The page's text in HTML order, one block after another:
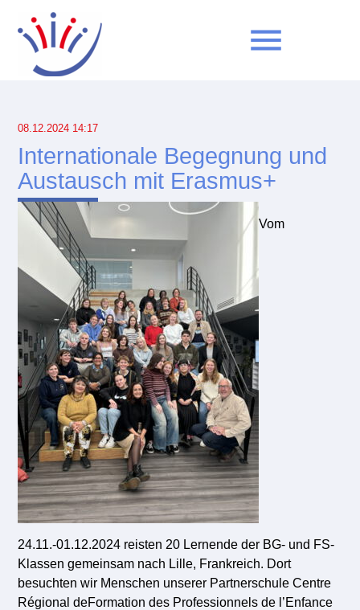
menu
Suchbegriffe
08.12.2024 14:17
Internationale Begegnung und
Austausch mit Erasmus+
Vom
24.11.-01.12.2024 reisten 20 Lernende der BG- und FS-
Klassen gemeinsam nach Lille, Frankreich. Dort
besuchten wir Menschen unserer Partnerschule Centre
Régional deFormation des Professionnels de l’Enfance